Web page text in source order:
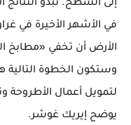
إلى السطح. تبدو النتائج
في الأشهر الأخيرة في
الأرض أن تخفي «مطابخ
وستكون الخطوة التالية
لتمويل أعمال الأطروحة
يوضح إيريك غوشر.